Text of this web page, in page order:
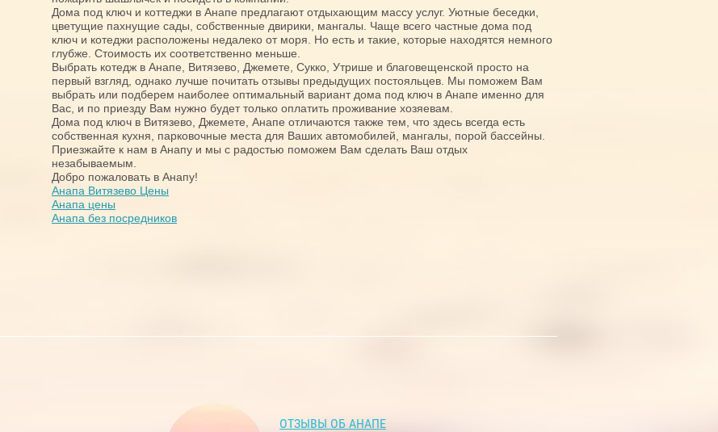
Дома под ключ и коттеджи в Анапе предлагают отдыхающим массу услуг. Уютные беседки,
цветущие пахнущие сады, собственные двирики, мангалы. Чаще всего частные дома под
ключ и котеджи расположены недалеко от моря. Но есть и такие, которые находятся немного
глубже. Стоимость их соответственно меньше.
Выбрать котедж в Анапе, Витязево, Джемете, Сукко, Утрише и благовещенской просто на
первый взгляд, однако лучше почитать отзывы предыдущих постояльцев. Мы поможем Вам
выбрать или подберем наиболее оптимальный вариант дома под ключ в Анапе именно для
Вас, и по приезду Вам нужно будет только оплатить проживание хозяевам.
Дома под ключ в Витязево, Джемете, Анапе отличаются также тем, что здесь всегда есть
собственная кухня, парковочные места для Ваших автомобилей, мангалы, порой бассейны.
Приезжайте к нам в Анапу и мы с радостью поможем Вам сделать Ваш отдых
незабываемым.
Добро пожаловать в Анапу!
Анапа Витязево Цены
Анапа цены
Анапа без посредников
ОТЗЫВЫ ОБ АНАПЕ